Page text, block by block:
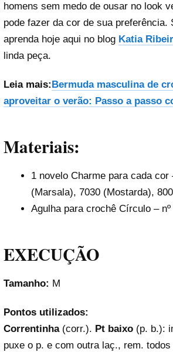
homens sem medo de ousar no look
pode fazer da cor de sua preferência.
aprenda hoje aqui no blog Katia
linda peça.
Leia mais: Bermuda masculina de
aproveitar o verão: Passo a passo
Materiais:
1 novelo Charme para cada cor
(Marsala), 7030 (Mostarda),
Agulha para crochê Círculo –
EXECUÇÃO
Tamanho: M
Pontos utilizados:
Correntinha(corr.). Pt baixo (p. b.):
puxe o p. e com outra laç., rem. todos